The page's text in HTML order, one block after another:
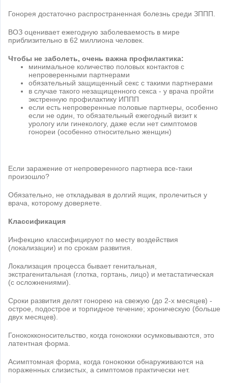
Гонорея достаточно распространенная болезнь среди ЗППП.
ВОЗ оценивает ежегодную заболеваемость в мире
приблизительно в 62 миллиона человек.
Чтобы не заболеть, очень важна профилактика:
минимальное количество половых контактов с
непроверенными партнерами
обязательный защищенный секс с такими партнерами
в случае такого незащищенного секса - у врача пройти
экстренную профилактику ИППП
если есть непроверенные половые партнеры, особенно
если не один, то обязательный ежегодный визит к
урологу или гинекологу, даже если нет симптомов
гонореи (особенно относительно женщин)
Если заражение от непроверенного партнера все-таки
произошло?
Обязательно, не откладывая в долгий ящик, пролечиться у
врача, которому доверяете.
Классификация
Инфекцию классифицируют по месту воздействия
(локализации) и по срокам развития.
Локализация процесса бывает генитальная,
экстрагенитальная (глотка, гортань, лицо) и метастатическая
(с осложнениями).
Сроки развития делят гонорею на свежую (до 2-х месяцев) -
острое, подострое и торпидное течение; хроническую (больше
двух месяцев).
Гонококконосительство, когда гонококки осумковываются, это
латентная форма.
Асимптомная форма, когда гонококки обнаруживаются на
пораженных слизистых, а симптомов практически нет.